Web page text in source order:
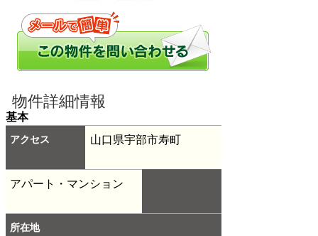
物件詳細情報
基本
アクセス 山口県宇部市寿町
アパート・マンション
所在地